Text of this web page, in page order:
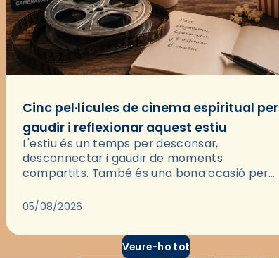
Cinc pel·lícules de cinema espiritual per
gaudir i reflexionar aquest estiu
L'estiu és un temps per descansar,
desconnectar i gaudir de moments
compartits. També és una bona ocasió per
través del cinema, reflexionar sobre les…
05/08/2026
Veure-ho tot